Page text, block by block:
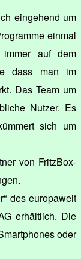
eingehend um
einmal
immer auf dem
dass man im
Das Team um
Nutzer. Es
sich um
von FritzBox-
des europaweit
erhältlich. Die
oder